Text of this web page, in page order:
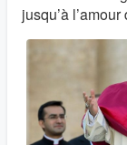
jusqu’à